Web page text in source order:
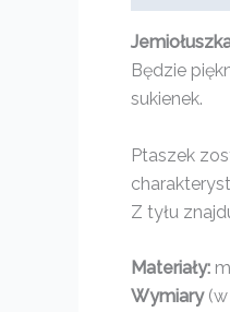
Będzie
sukienek.
Ptaszek
Z tyłu
Materiały:
Wymiary(w